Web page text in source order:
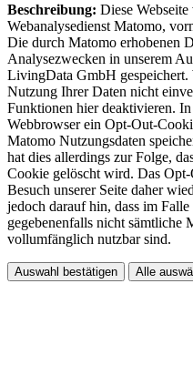
Beschreibung: Diese
Webanalysedienst Matomo,
Die durch Matomo erhobenen
Analysezwecken in unserem
LivingData GmbH gespeichert.
Nutzung Ihrer Daten nicht
Funktionen hier deaktivieren.
Webbrowser ein Opt-Out-
Matomo Nutzungsdaten
hat dies allerdings zur Folge,
Cookie gelöscht wird. Das Opt-
Besuch unserer Seite daher
jedoch darauf hin, dass im
gegebenenfalls nicht sämtliche
vollumfänglich nutzbar sind.
Auswahl bestätigen Alle